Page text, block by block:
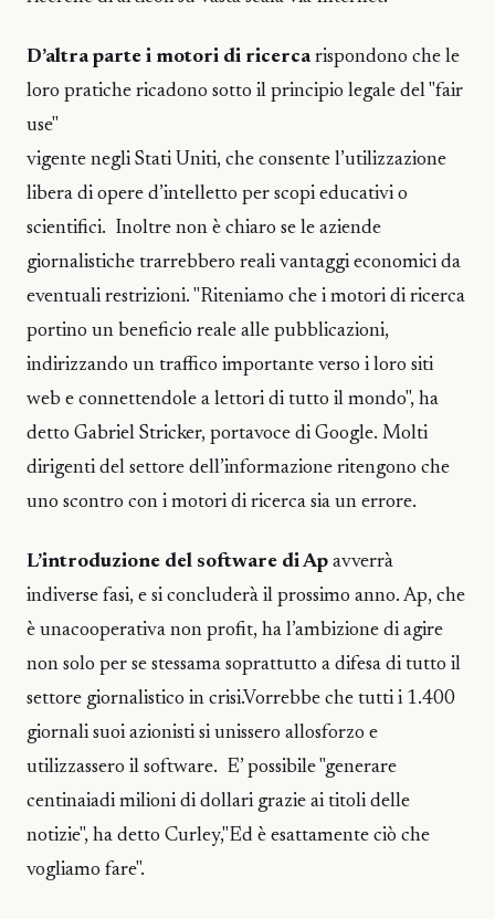
D’altra parte i motori di ricercarispondono che le
loro pratiche ricadono sotto il principio legale del "fair
use"
vigente negli Stati Uniti, che consente l’utilizzazione
libera di opere d’intelletto per scopi educativi o
scientifici. Inoltre non è chiaro se le aziende
giornalistiche trarrebbero reali vantaggi economici da
eventuali restrizioni. "Riteniamo che i motori di ricerca
portino un beneficio reale alle pubblicazioni,
indirizzando un traffico importante verso i loro siti
web e connettendole a lettori di tutto il mondo", ha
detto Gabriel Stricker, portavoce di Google. Molti
dirigenti del settore dell’informazione ritengono che
uno scontro con i motori di ricerca sia un errore.
L’introduzione del software di Ap avverrà
indiverse fasi, e si concluderà il prossimo anno. Ap, che
è unacooperativa non profit, ha l’ambizione di agire
non solo per se stessama soprattutto a difesa di tutto il
settore giornalistico in crisi.Vorrebbe che tutti i 1.400
giornali suoi azionisti si unissero allosforzo e
utilizzassero il software. E’ possibile "generare
centinaiadi milioni di dollari grazie ai titoli delle
notizie", ha detto Curley,"Ed è esattamente ciò che
vogliamo fare".